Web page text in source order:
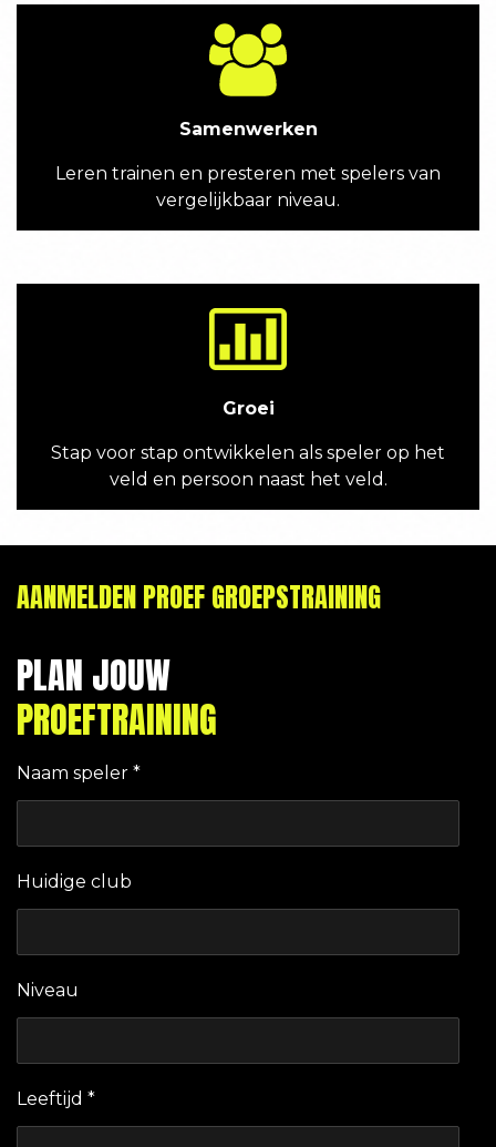
Samenwerken
Leren trainen en presteren met spelers van
vergelijkbaar niveau.
Groei
Stap voor stap ontwikkelen als speler op het
veld en persoon naast het veld.
AANMELDEN PROEF GROEPSTRAINING
PLAN JOUW
PROEFTRAINING
Naam speler *
Huidige club
Niveau
Leeftijd *